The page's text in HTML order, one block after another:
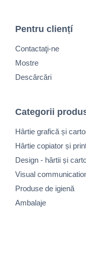
Pentru cliențí
Contactaţi-ne
Mostre
Descărcări
Categorii
Hârtie grafică și
Hârtie copiator și
Design - hârtii și
Visual
Produse de igienă
Ambalaje